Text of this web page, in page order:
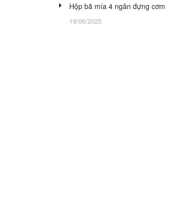
Hộp bã mía 4 ngăn đựng cơm
19/06/2025